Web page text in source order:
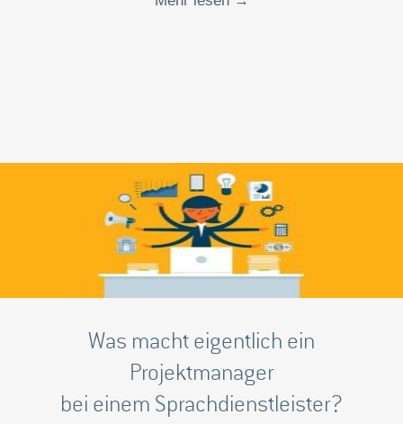
Was macht eigentlich ein
Projektmanager
bei einem Sprachdienstleister?